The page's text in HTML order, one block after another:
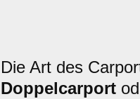
Die Art des
Doppelcarport